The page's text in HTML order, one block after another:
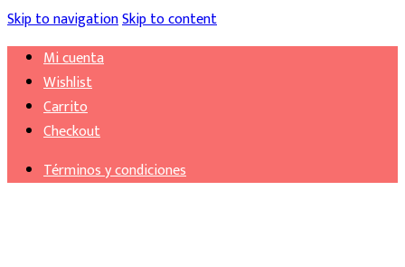
Skip to navigationSkip to content
Mi cuenta
Wishlist
Carrito
Checkout
Términos y condiciones